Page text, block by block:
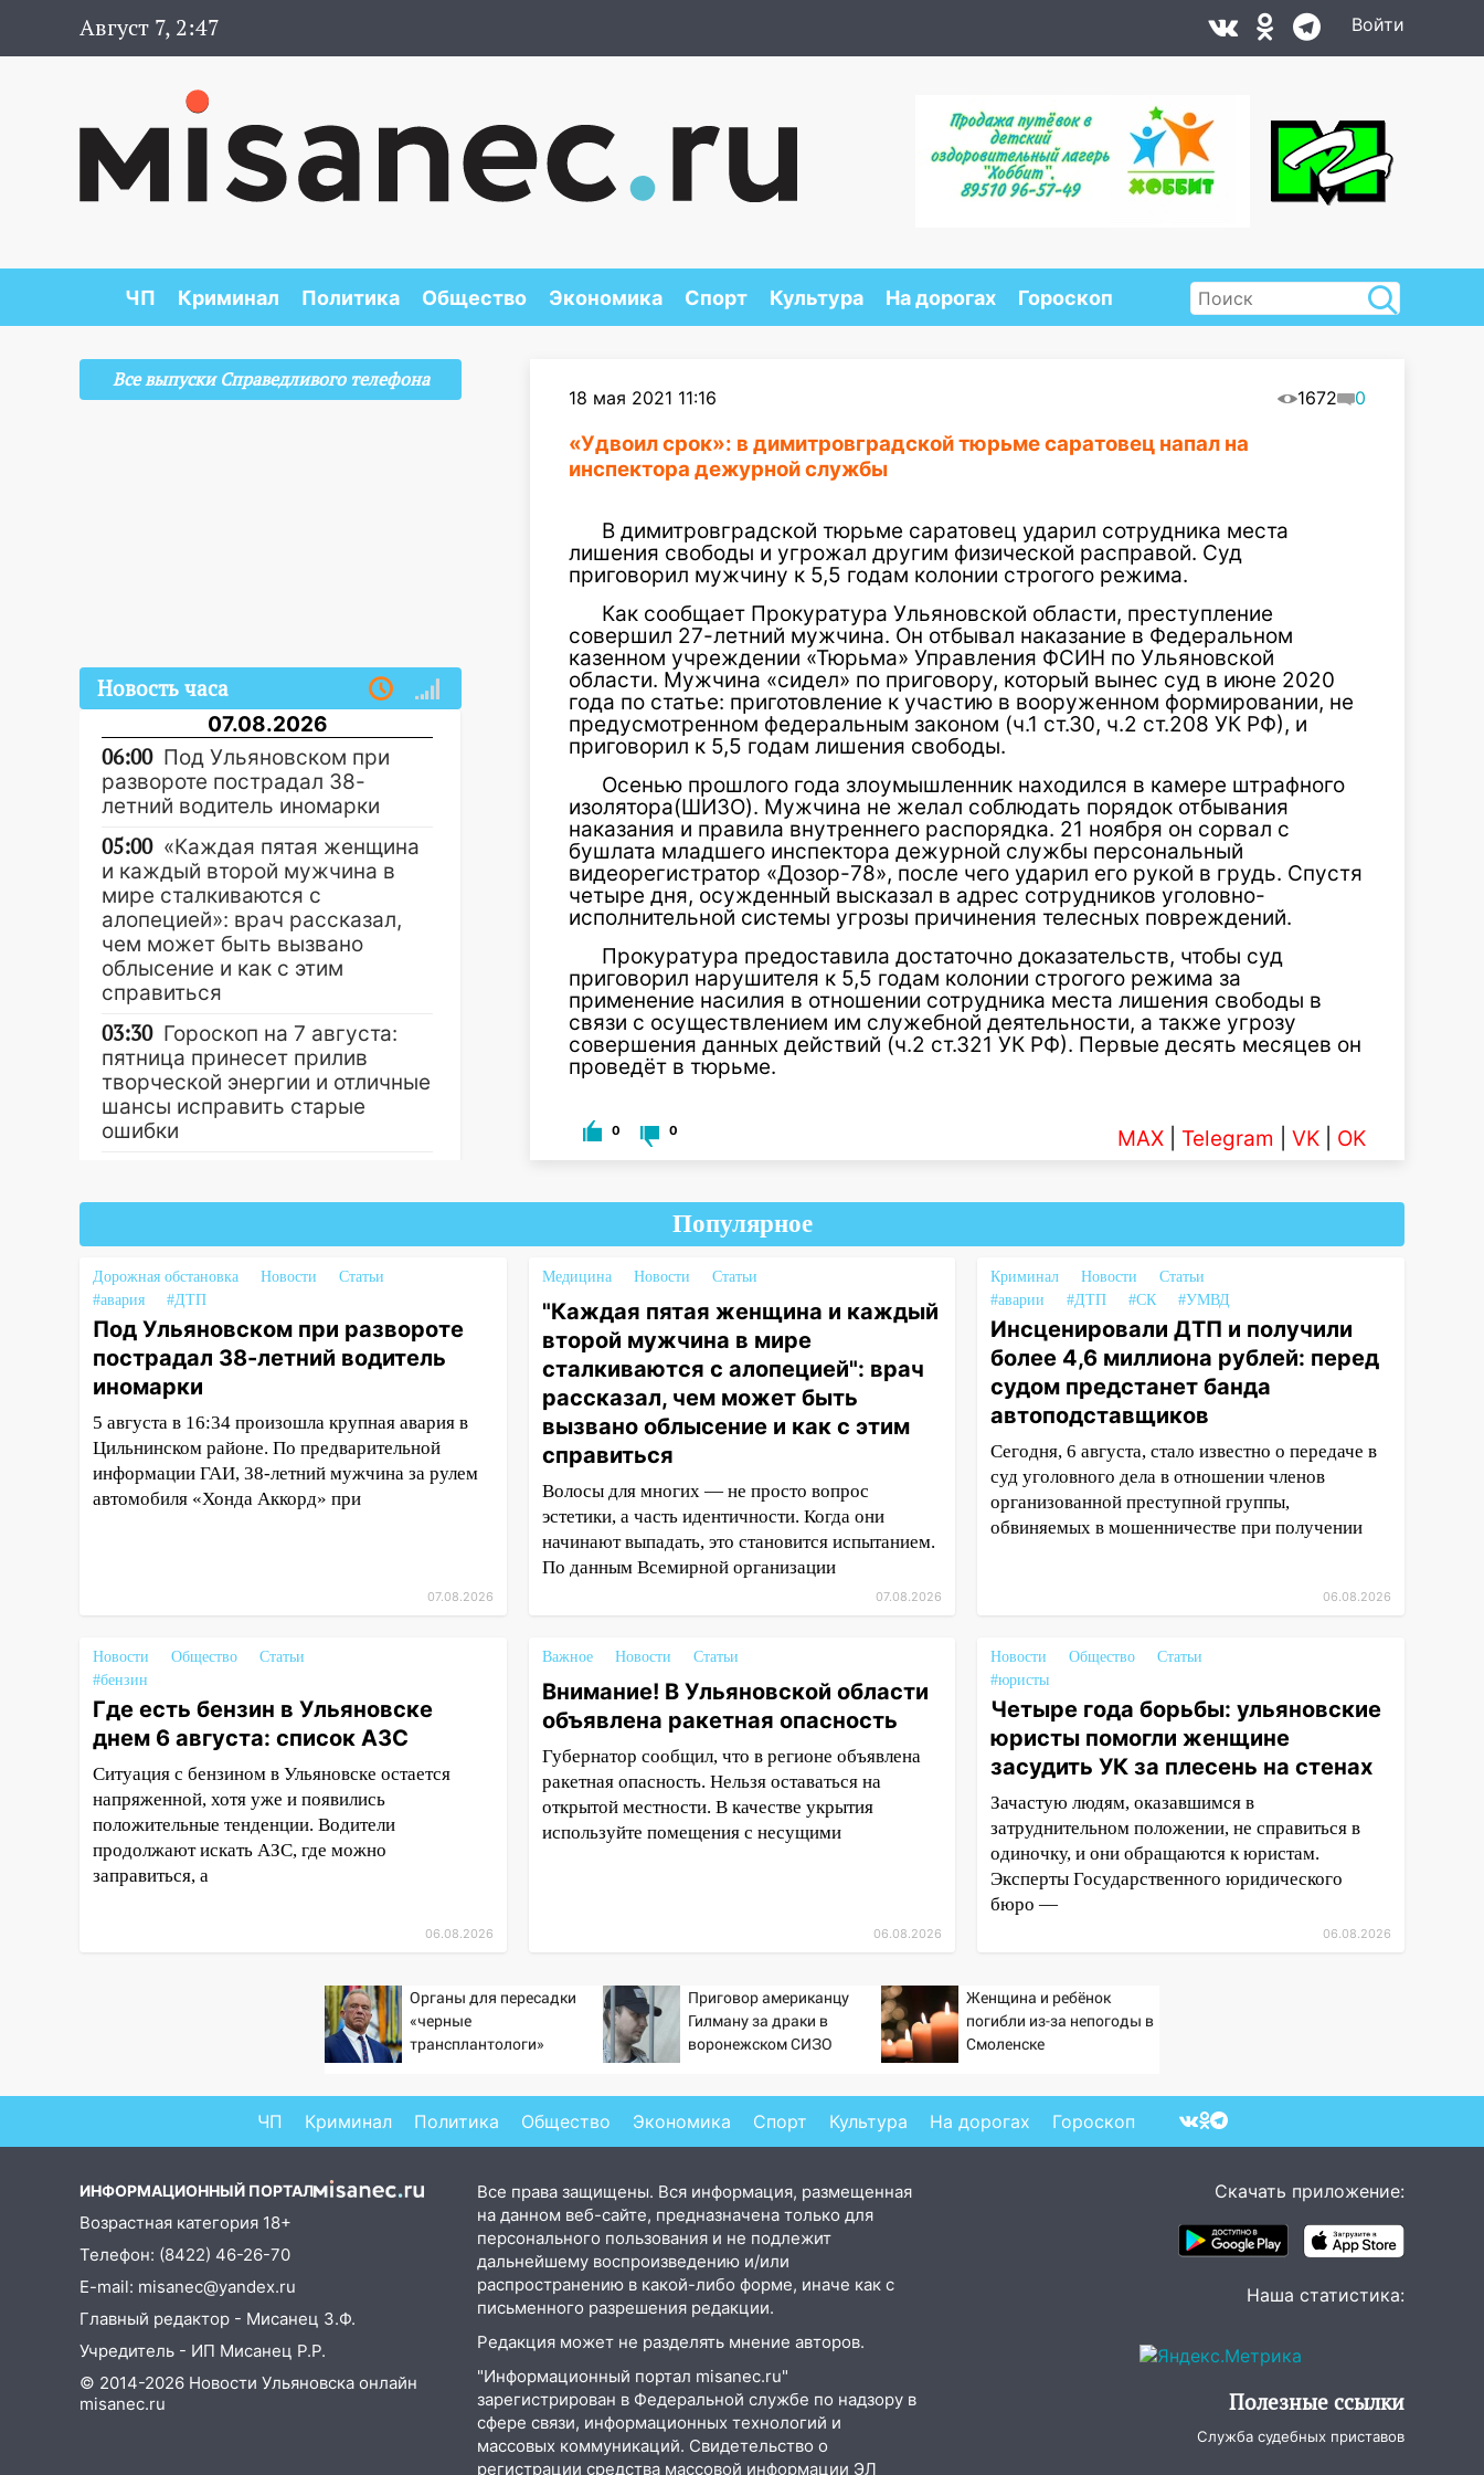
Август 7, 2:47 Войти
ЧП Криминал Политика Общество Экономика Спорт Культура На дорогах Гороскоп
18 мая 2021 11:16 1672 0
«Удвоил срок»: в димитровградской тюрьме саратовец напал на
инспектора дежурной службы
В димитровградской тюрьме саратовец ударил сотрудника места
лишения свободы и угрожал другим физической расправой. Суд
приговорил мужчину к 5,5 годам колонии строгого режима.
Как сообщает Прокуратура Ульяновской области, преступление
совершил 27-летний мужчина. Он отбывал наказание в Федеральном
казенном учреждении «Тюрьма» Управления ФСИН по Ульяновской
области. Мужчина «сидел» по приговору, который вынес суд в июне 2020
года по статье: приготовление к участию в вооруженном формировании, не
предусмотренном федеральным законом (ч.1 ст.30, ч.2 ст.208 УК РФ), и
приговорил к 5,5 годам лишения свободы.
Осенью прошлого года злоумышленник находился в камере штрафного
изолятора(ШИЗО). Мужчина не желал соблюдать порядок отбывания
наказания и правила внутреннего распорядка. 21 ноября он сорвал с
бушлата младшего инспектора дежурной службы персональный
видеорегистратор «Дозор-78», после чего ударил его рукой в грудь. Спустя
четыре дня, осужденный высказал в адрес сотрудников уголовно-
исполнительной системы угрозы причинения телесных повреждений.
Прокуратура предоставила достаточно доказательств, чтобы суд
приговорил нарушителя к 5,5 годам колонии строгого режима за
применение насилия в отношении сотрудника места лишения свободы в
связи с осуществлением им служебной деятельности, а также угрозу
совершения данных действий (ч.2 ст.321 УК РФ). Первые десять месяцев он
проведёт в тюрьме.
0 0 MAX Telegram VK OK
Все выпуски Справедливого телефона
Новость часа
07.08.2026
06:00 Под Ульяновском при
развороте пострадал 38-
летний водитель иномарки
05:00 «Каждая пятая женщина
и каждый второй мужчина в
мире сталкиваются с
алопецией»: врач рассказал,
чем может быть вызвано
облысение и как с этим
справиться
03:30 Гороскоп на 7 августа:
пятница принесет прилив
творческой энергии и отличные
шансы исправить старые
ошибки
23:20 Прогноз погоды на 7
20:04
на забег, посвящённый Дню
воздушного флота России
19:12 В Ульяновской области
руководителя частной
компании наказали за сокрытие
прошлого своего сотрудник
18:02 В Ульяновск едут звезды
баскетбола!
16:09
Ветераны легкой
атлетики из Ульяновска
успешно выступили на
Чемпионате России
16:02 В Ульяновской области
убрали более 28% площадей
зерновых и зернобобовых
культур
На улице Радищева
сбили курьера: крупная авария
15:15 Проводил до квартиры и
ограбил: новый кавалер
женщины оказался
14:26 В Ульяновске ограничат
движение по улице Ефремова
14:23 67% ульяновцев готовы
передумать увольняться, если
им повысят зарплату
14:01
получили более 4,6 миллиона
рублей: перед судом
Популярное
Дорожная обстановка Новости
Статьи
#авария
#ДТП
Под Ульяновском при развороте
пострадал 38-летний водитель
иномарки
5 августа в 16:34 произошла крупная авария в
Цильнинском районе. По предварительной
информации ГАИ, 38-летний мужчина за рулем
автомобиля «Хонда Аккорд» при
07.08.2026
Медицина Новости Статьи
"Каждая пятая женщина и каждый
второй мужчина в мире
сталкиваются с алопецией": врач
рассказал, чем может быть
вызвано облысение и как с этим
справиться
Волосы для многих — не просто вопрос
эстетики, а часть идентичности. Когда они
начинают выпадать, это становится испытанием.
По данным Всемирной организации
07.08.2026
Криминал Новости
Статьи
#аварии
#ДТП #СК #УМВД
Инсценировали ДТП и получили
более 4,6 миллиона рублей: перед
судом предстанет банда
автоподставщиков
Сегодня, 6 августа, стало известно о передаче в
суд уголовного дела в отношении членов
организованной преступной группы,
обвиняемых в мошенничестве при получении
06.08.2026
Новости Общество
Статьи
#бензин
Где есть бензин в Ульяновске
днем 6 августа: список АЗС
Ситуация с бензином в Ульяновске остается
напряженной, хотя уже и появились
положительные тенденции. Водители
продолжают искать АЗС, где можно
заправиться, а
06.08.2026
Важное Новости Статьи
Внимание! В Ульяновской области
объявлена ракетная опасность
Губернатор сообщил, что в регионе объявлена
ракетная опасность. Нельзя оставаться на
открытой местности. В качестве укрытия
используйте помещения с несущими
06.08.2026
Новости Общество
Статьи
#юристы
Четыре года борьбы: ульяновские
юристы помогли женщине
засудить УК за плесень на стенах
Зачастую людям, оказавшимся в
затруднительном положении, не справиться в
одиночку, и они обращаются к юристам.
Эксперты Государственного юридического
бюро —
06.08.2026
Органы для пересадки
«черные
трансплантологи»
Приговор американцу
Гилману за драки в
воронежском СИЗО
Женщина и ребёнок
погибли из-за непогоды в
Смоленске
ЧП Криминал Политика Общество Экономика Спорт Культура На дорогах Гороскоп
ИНФОРМАЦИОННЫЙ ПОРТАЛ
Возрастная категория 18+
Телефон: (8422) 46-26-70
E-mail: misanec@yandex.ru
Главный редактор - Мисанец З.Ф.
Учредитель - ИП Мисанец Р.Р.
© 2014-2026 Новости Ульяновска онлайн
misanec.ru
Все права защищены. Вся информация, размещенная
на данном веб-сайте, предназначена только для
персонального пользования и не подлежит
дальнейшему воспроизведению и/или
распространению в какой-либо форме, иначе как с
письменного разрешения редакции.
Редакция может не разделять мнение авторов.
"Информационный портал misanec.ru"
зарегистрирован в Федеральной службе по надзору в
сфере связи, информационных технологий и
массовых коммуникаций. Свидетельство о
регистрации средства массовой информации ЭЛ
Скачать приложение:
Наша статистика:
Полезные ссылки
Служба судебных приставов